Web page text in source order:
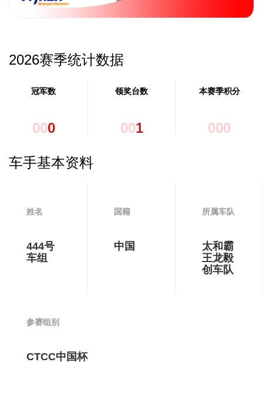
2026赛季统计数据
冠军数
000
领奖台数
001
本赛季积分
000
车手基本资料
姓名
444号
车组
国籍
中国
所属车队
太和霸
王龙毅
创车队
参赛组别
CTCC中国杯